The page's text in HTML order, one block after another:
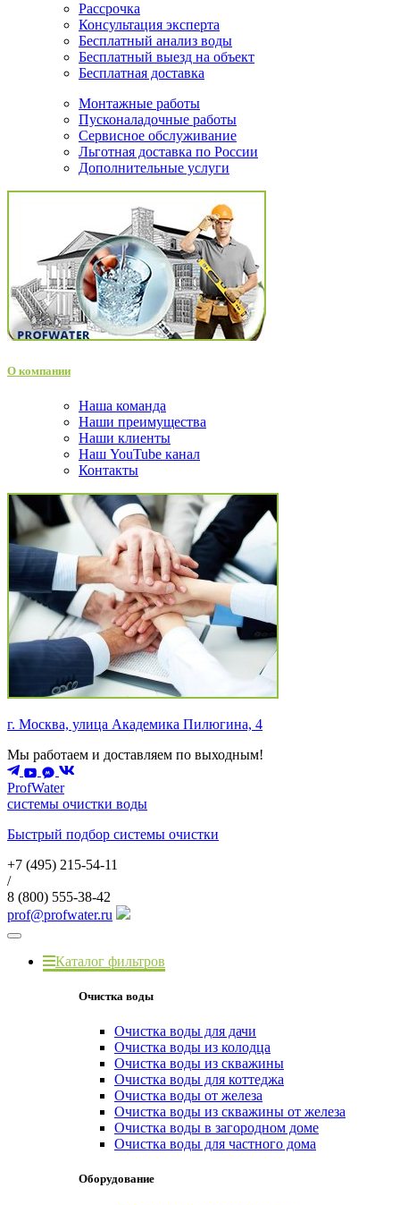
Рассрочка
Консультация эксперта
Бесплатный анализ воды
Бесплатный выезд на объект
Бесплатная доставка
Монтажные работы
Пусконаладочные работы
Сервисное обслуживание
Льготная доставка по России
Дополнительные услуги
О компании
Наша команда
Наши преимущества
Наши клиенты
Наш YouTube канал
Контакты
г. Москва, улица Академика Пилюгина, 4
Мы работаем и доставляем по выходным!
ProfWater
системы очистки воды
Быстрый подбор системы очистки
+7 (495) 215-54-11
/
8 (800) 555-38-42
prof@profwater.ru
Меню
Каталог фильтров
Очистка воды
Очистка воды для дачи
Очистка воды из колодца
Очистка воды из скважины
Очистка воды для коттеджа
Очистка воды от железа
Очистка воды из скважины от железа
Очистка воды в загородном доме
Очистка воды для частного дома
Оборудование